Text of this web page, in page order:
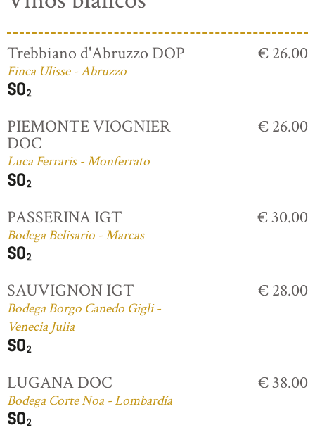
Trebbiano d'Abruzzo DOP
Finca Ulisse - Abruzzo
€ 26.00
PIEMONTE VIOGNIER
DOC
Luca Ferraris - Monferrato
€ 26.00
PASSERINA IGT
Bodega Belisario - Marcas
€ 30.00
SAUVIGNON IGT
Bodega Borgo Canedo Gigli -
Venecia Julia
€ 28.00
LUGANA DOC
Bodega Corte Noa - Lombardía
€ 38.00